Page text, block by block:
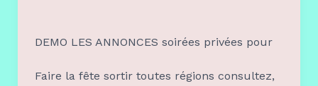
DEMO LES ANNONCES soirées privées pour
Faire la fête sortir toutes régions consultez,